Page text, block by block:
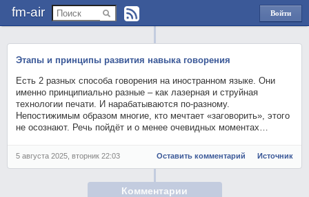
fm-air
Войти
через
Этапы и принципы развития навыка говорения
Есть 2 разных способа говорения на иностранном языке. Они
именно принципиально разные – как лазерная и струйная
технологии печати. И нарабатываются по-разному.
Непостижимым образом многие, кто мечтает «заговорить», этого
не осознают. Речь пойдёт и о менее очевидных моментах…
5 августа 2025, вторник 22:03 Оставить комментарий Источник
Комментарии